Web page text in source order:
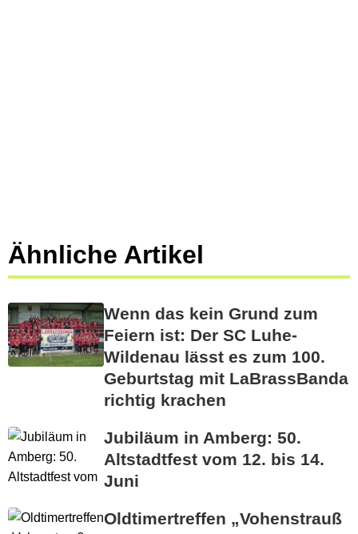
Ähnliche Artikel
Wenn das kein Grund zum
Feiern ist: Der SC Luhe-
Wildenau lässt es zum 100.
Geburtstag mit LaBrassBanda
richtig krachen
Jubiläum in Amberg: 50.
Altstadtfest vom 12. bis 14.
Juni
Oldtimertreffen „Vohenstrauß